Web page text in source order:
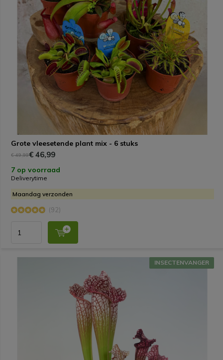
Grote vleesetende plant mix - 6 stuks
€ 49,99€ 46,99
7 op voorraad
Deliverytime
Maandag verzonden
(92)
INSECTENVANGER